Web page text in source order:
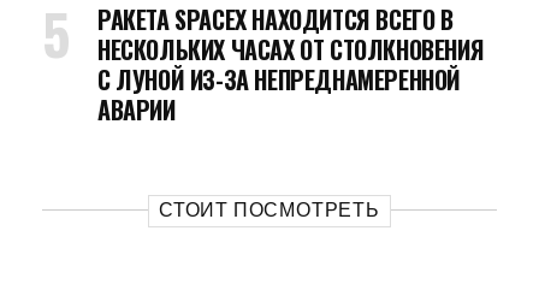
РАКЕТА SPACEX НАХОДИТСЯ ВСЕГО В
НЕСКОЛЬКИХ ЧАСАХ ОТ СТОЛКНОВЕНИЯ
С ЛУНОЙ ИЗ-ЗА НЕПРЕДНАМЕРЕННОЙ
АВАРИИ
СТОИТ ПОСМОТРЕТЬ